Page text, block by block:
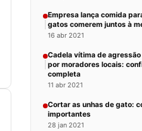
Empresa lança comida
gatos comerem juntos à
16 abr 2021
Cadela vítima de
por moradores locais:
completa
11 abr 2021
Cortar as unhas de gato:
importantes
28 jan 2021